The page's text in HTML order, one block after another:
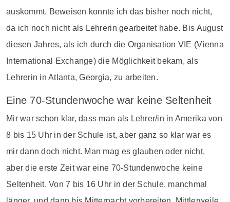
auskommt. Beweisen konnte ich das bisher noch nicht,
da ich noch nicht als Lehrerin gearbeitet habe. Bis August
diesen Jahres, als ich durch die Organisation VIE (Vienna
International Exchange) die Möglichkeit bekam, als
Lehrerin in Atlanta, Georgia, zu arbeiten.
Eine 70-Stundenwoche war keine Seltenheit
Mir war schon klar, dass man als Lehrer/in in Amerika von
8 bis 15 Uhr in der Schule ist, aber ganz so klar war es
mir dann doch nicht. Man mag es glauben oder nicht,
aber die erste Zeit war eine 70-Stundenwoche keine
Seltenheit. Von 7 bis 16 Uhr in der Schule, manchmal